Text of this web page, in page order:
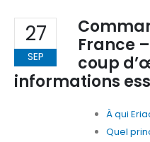
27
SEP
France
coup
informations
À qui
Quel